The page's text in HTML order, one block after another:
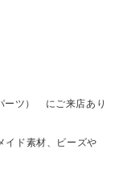
ーツ） にご来店あり
イド素材、ビーズや